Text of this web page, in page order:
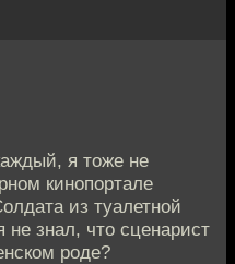
я тоже не
кинопортале
из туалетной
не знал, что сценарист
роде?